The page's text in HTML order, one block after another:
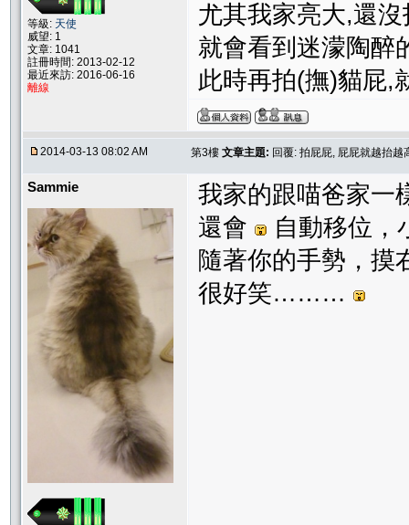
等級: 天使
威望: 1
文章: 1041
註冊時間: 2013-02-12
最近來訪: 2016-06-16
離線
尤其我家亮大,還
就會看到迷濛陶醉
此時再拍(撫)貓屁,
2014-03-13 08:02 AM 第3樓 文章主題: 回覆: 拍屁屁, 屁屁就越抬越
Sammie
我家的跟喵爸家一
還會
自動移位，
隨著你的手勢，摸
很好笑………